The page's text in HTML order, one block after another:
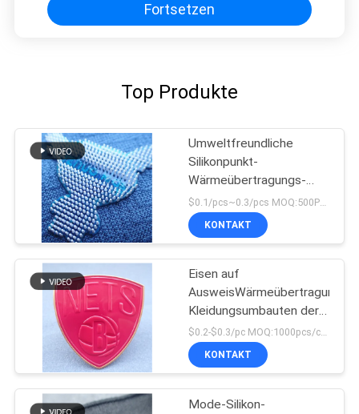
Fortsetzen
Top Produkte
Umweltfreundliche
Silikonpunkt-
Wärmeübertragungs-
Kleideraufkleber
KONTAKT
Eisen auf
AusweisWärmeübertragungs-
Kleidungsumbauten der
Kleidungs-Flecken
prägeartigen TPU
$0.2-$0.3/pc MOQ:1000pcs/color
KONTAKT
Mode-Silikon-